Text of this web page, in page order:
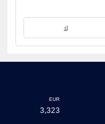
لا
EUR
3,323